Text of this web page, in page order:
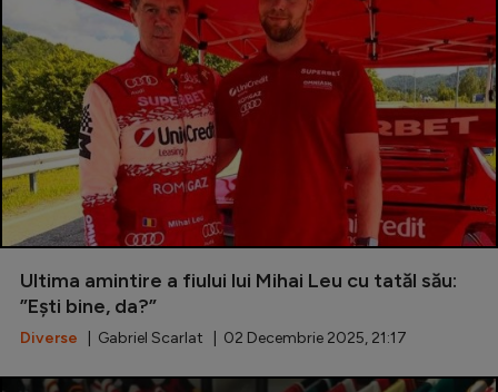
Rugby
Ciclism
Alte sporturi
JO 2024
JO 2026
Intră în cont
Ultima amintire a fiului lui Mihai Leu cu tatăl său:
”Ești bine, da?”
Diverse | Gabriel Scarlat | 02 Decembrie 2025, 21:17